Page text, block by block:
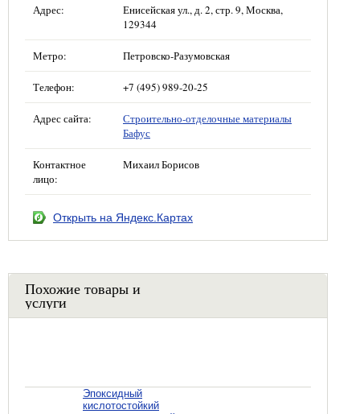
Адрес:
Енисейская ул., д. 2, стр. 9, Москва,
129344
Метро: Петровско-Разумовская
Телефон: +7 (495) 989-20-25
Адрес сайта:
Строительно-отделочные материалы
Бафус
Контактное
лицо:
Михаил Борисов
Открыть на Яндекс.Картах
Похожие товары и
услуги
Эпоксидный
кислотостойкий